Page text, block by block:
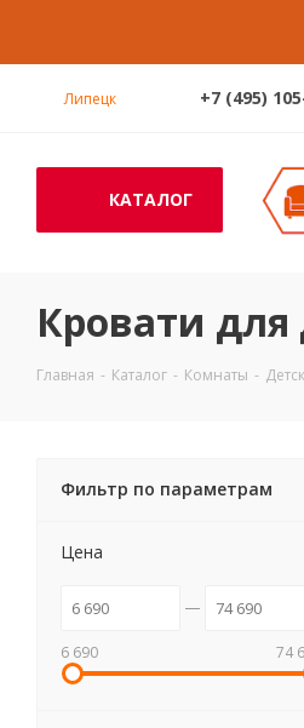
Липецк +7 (495)
КАТАЛОГ
Кровати
Главная - Каталог - Комнаты -
Фильтр по параметрам
Цена
6 690 74